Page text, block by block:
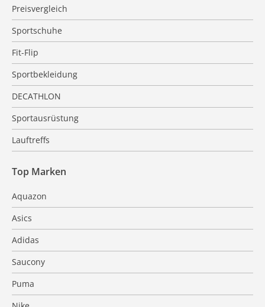
Preisvergleich
Sportschuhe
Fit-Flip
Sportbekleidung
DECATHLON
Sportausrüstung
Lauftreffs
Top Marken
Aquazon
Asics
Adidas
Saucony
Puma